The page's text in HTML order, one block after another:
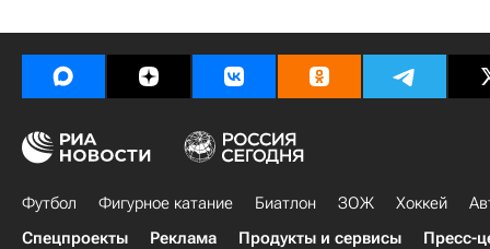
Футбол Фигурное катание Биатлон ЗОЖ Хоккей
Спецпроекты
Реклама Продукты и сервисы Пресс-